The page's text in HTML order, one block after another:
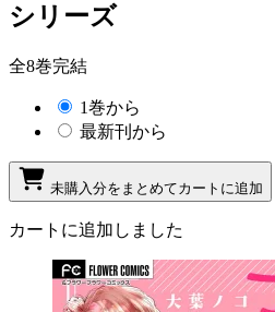
シリーズ
全8巻完結
1巻から
最新刊から
未購入分をまとめてカートに追加
カートに追加しました